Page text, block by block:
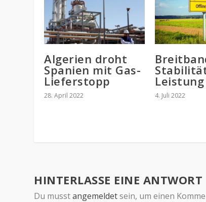
Algerien droht
Spanien mit Gas-
Lieferstopp
28. April 2022
Leistung
4. Juli 2022
HINTERLASSE EINE ANTWORT
Du musstangemeldetsein, um einen